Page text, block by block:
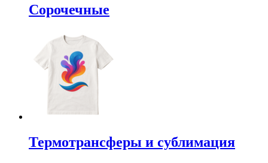
Сорочечные
Термотрансферы и сублимация